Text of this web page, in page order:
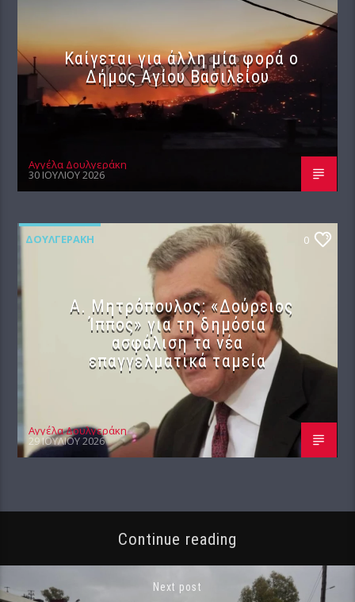
Καίγεται για άλλη μία φορά ο
Δήμος Αγίου Βασιλείου
Αγγέλα Δουλγεράκη
30 ΙΟΥΛΊΟΥ 2026
ΔΟΥΛΓΕΡΆΚΗ 0
Α. Μητρόπουλος: «Δούρειος
Ίππος» για τη δημόσια
ασφάλιση τα νέα
επαγγελματικά ταμεία
Αγγέλα Δουλγεράκη
29 ΙΟΥΛΊΟΥ 2026
Continue reading
Next post